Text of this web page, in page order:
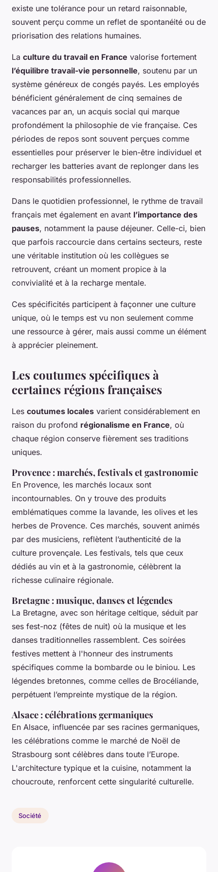
existe une tolérance pour un retard raisonnable,
souvent perçu comme un reflet de spontanéité ou de
priorisation des relations humaines.
La culture du travail en France valorise fortement
l’équilibre travail-vie personnelle, soutenu par un
système généreux de congés payés. Les employés
bénéficient généralement de cinq semaines de
vacances par an, un acquis social qui marque
profondément la philosophie de vie française. Ces
périodes de repos sont souvent perçues comme
essentielles pour préserver le bien-être individuel et
recharger les batteries avant de replonger dans les
responsabilités professionnelles.
Dans le quotidien professionnel, le rythme de travail
français met également en avant l’importance des
pauses, notamment la pause déjeuner. Celle-ci, bien
que parfois raccourcie dans certains secteurs, reste
une véritable institution où les collègues se
retrouvent, créant un moment propice à la
convivialité et à la recharge mentale.
Ces spécificités participent à façonner une culture
unique, où le temps est vu non seulement comme
une ressource à gérer, mais aussi comme un élément
à apprécier pleinement.
Les coutumes spécifiques à
certaines régions françaises
Les coutumes locales varient considérablement en
raison du profond régionalisme en France, où
chaque région conserve fièrement ses traditions
uniques.
Provence : marchés, festivals et gastronomie
En Provence, les marchés locaux sont
incontournables. On y trouve des produits
emblématiques comme la lavande, les olives et les
herbes de Provence. Ces marchés, souvent animés
par des musiciens, reflètent l’authenticité de la
culture provençale. Les festivals, tels que ceux
dédiés au vin et à la gastronomie, célèbrent la
richesse culinaire régionale.
Bretagne : musique, danses et légendes
La Bretagne, avec son héritage celtique, séduit par
ses fest-noz (fêtes de nuit) où la musique et les
danses traditionnelles rassemblent. Ces soirées
festives mettent à l'honneur des instruments
spécifiques comme la bombarde ou le biniou. Les
légendes bretonnes, comme celles de Brocéliande,
perpétuent l’empreinte mystique de la région.
Alsace : célébrations germaniques
En Alsace, influencée par ses racines germaniques,
les célébrations comme le marché de Noël de
Strasbourg sont célèbres dans toute l’Europe.
L'architecture typique et la cuisine, notamment la
choucroute, renforcent cette singularité culturelle.
Société